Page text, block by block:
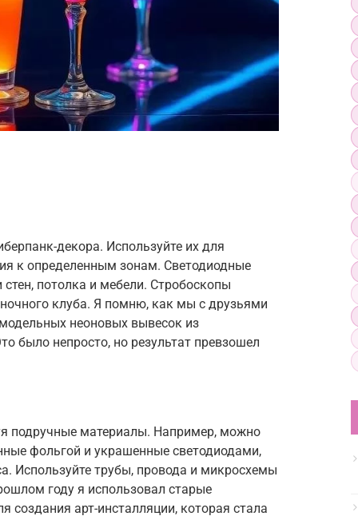
декора. Используйте их для
к определенным зонам. Светодиодные
потолка и мебели. Стробоскопы
клуба. Я помню, как мы с друзьями
неоновых вывесок из
было непросто, но результат превзошел
подручные материалы. Например, можно
фольгой и украшенные светодиодами,
Используйте трубы, провода и микросхемы
году я использовал старые
арт-инсталляции, которая стала